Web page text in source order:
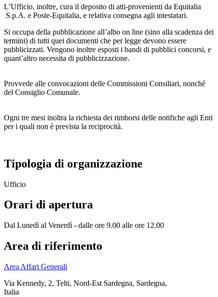
L’Ufficio, inoltre, cura il deposito di atti-provenienti da Equitalia
S.p.A. e Poste-Equitalia, e relativa consegna agli intestatari.
Si occupa della pubblicazione all’albo on line (sino alla scadenza dei
termini) di tutti quei documenti che per legge devono essere
pubblicizzati. Vengono inoltre esposti i bandi di pubblici concorsi, e
quant’altro necessita di pubblicizzazione.
Provvede alle convocazioni delle Commissioni Consiliari, nonché
del Consiglio Comunale.
Ogni tre mesi inoltra la richiesta dei rimborsi delle notifiche agli Enti
per i quali non è prevista la reciprocità.
Tipologia di organizzazione
Ufficio
Orari di apertura
Dal Lunedì al Venerdì - dalle ore 9.00 alle ore 12.00
Area di riferimento
Area Affari Generali
Via Kennedy, 2, Telti, Nord-Est Sardegna, Sardegna,
Italia